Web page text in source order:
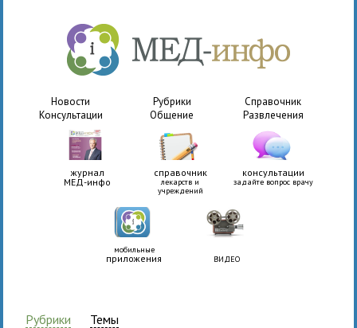
Новости Рубрики
Справочник
Консультации
Общение Развлечения
журнал
МЕД-инфо
справочник
лекарств и
учреждений
консультации
задайте вопрос врачу
мобильные
приложения ВИДЕО
Рубрики Темы